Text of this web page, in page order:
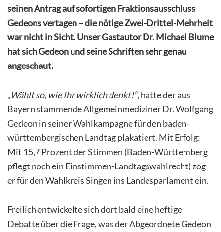
seinen Antrag auf sofortigen Fraktionsausschluss
Gedeons vertagen – die nötige Zwei-Drittel-Mehrheit
war nicht in Sicht. Unser Gastautor Dr. Michael Blume
hat sich Gedeon und seine Schriften sehr genau
angeschaut.
„ Wählt so, wie Ihr wirklich denkt!“, hatte der aus
Bayern stammende Allgemeinmediziner Dr. Wolfgang
Gedeon in seiner Wahlkampagne für den baden-
württembergischen Landtag plakatiert. Mit Erfolg:
Mit 15,7 Prozent der Stimmen (Baden-Württemberg
pflegt noch ein Einstimmen-Landtagswahlrecht) zog
er für den Wahlkreis Singen ins Landesparlament ein.
Freilich entwickelte sich dort bald eine heftige
Debatte über die Frage, was der Abgeordnete Gedeon